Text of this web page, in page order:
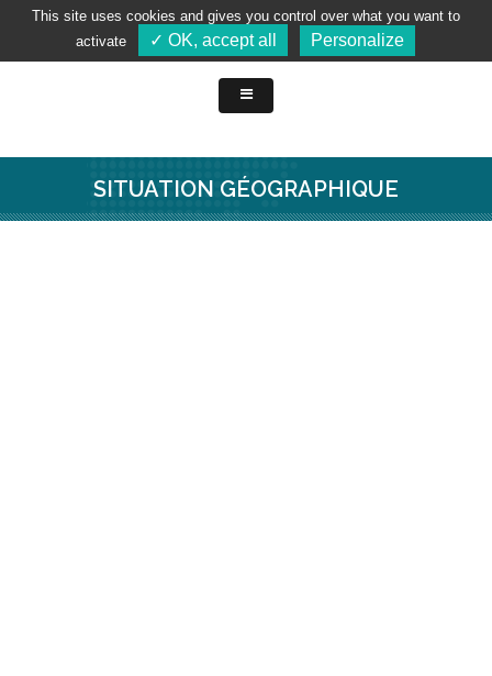
SITUATION GÉOGRAPHIQUE
This site uses cookies and gives you control over what you want to
activate
✓ OK, accept all Personalize